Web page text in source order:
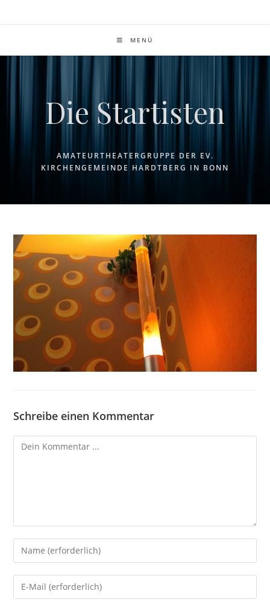
MENÜ
Die Startisten
AMATEURTHEATERGRUPPE DER EV.
KIRCHENGEMEINDE HARDTBERG IN BONN
Schreibe einen Kommentar
Kommentieren
Gib
deinen
Namen
oder
Gib
deine